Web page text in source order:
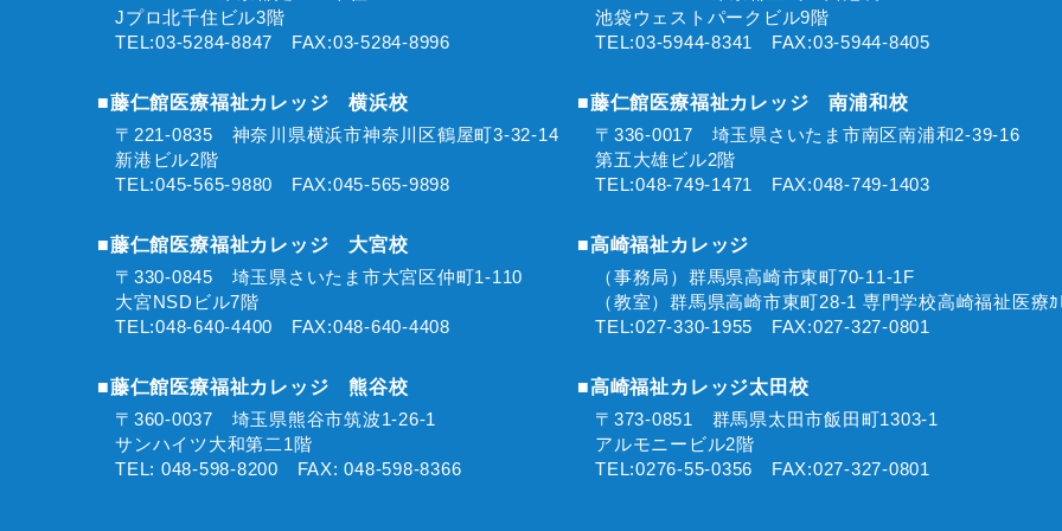
Jプロ北千住ビル3階
TEL:03-5284-8847 FAX:03-5284-8996
■藤仁館医療福祉カレッジ 横浜校
〒221-0835 神奈川県横浜市神奈川区鶴屋町3-32-14
新港ビル2階
TEL:045-565-9880 FAX:045-565-9898
■藤仁館医療福祉カレッジ 大宮校
〒330-0845 埼玉県さいたま市大宮区仲町1-110
大宮NSDビル7階
TEL:048-640-4400 FAX:048-640-4408
■藤仁館医療福祉カレッジ 熊谷校
〒360-0037 埼玉県熊谷市筑波1-26-1
サンハイツ大和第二1階
TEL: 048-598-8200 FAX: 048-598-8366
池袋ウェストパークビル9階
TEL:03-5944-8341 FAX:03-5944-8405
■藤仁館医療福祉カレッジ 南浦和校
〒336-0017 埼玉県さいたま市南区南浦和2-39-16
第五大雄ビル2階
TEL:048-749-1471 FAX:048-749-1403
■高崎福祉カレッジ
（事務局）群馬県高崎市東町70-11-1F
（教室）群馬県高崎市東町28-1 専門学校高崎福祉医療
TEL:027-330-1955 FAX:027-327-0801
■高崎福祉カレッジ太田校
〒373-0851 群馬県太田市飯田町1303-1
アルモニービル2階
TEL:0276-55-0356 FAX:027-327-0801